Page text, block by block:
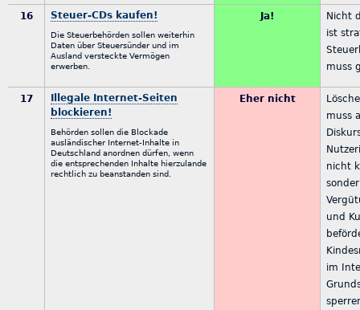
16 Steuer-CDs kaufen!
Die Steuerbehörden sollen weiterhin
Daten über Steuersünder und im
Ausland versteckte Vermögen
erwerben.
Ja!
Nicht
ist
muss
17
Illegale Internet-Seiten
blockieren!
Behörden sollen die Blockade
ausländischer Internet-Inhalte in
Deutschland anordnen dürfen, wenn
die entsprechenden Inhalte hierzulande
rechtlich zu beanstanden sind.
Eher nicht
muss
nicht
und
im